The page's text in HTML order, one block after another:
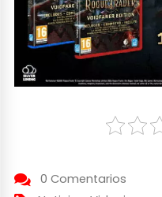
0 Comentarios